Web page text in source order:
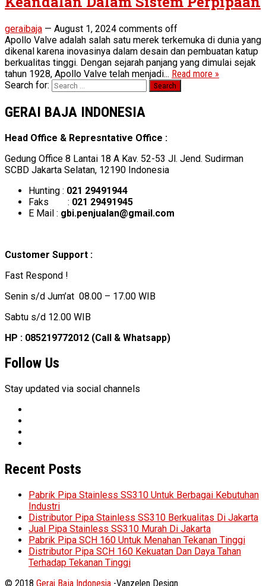
geraibaja — August 1, 2024 comments off
Apollo Valve adalah salah satu merek terkemuka di dunia yang
dikenal karena inovasinya dalam desain dan pembuatan katup
berkualitas tinggi. Dengan sejarah panjang yang dimulai sejak
tahun 1928, Apollo Valve telah menjadi... Read more »
Search for:
GERAI BAJA INDONESIA
Head Office & Represntative Office :
Gedung Office 8 Lantai 18 A Kav. 52-53 Jl. Jend. Sudirman
SCBD Jakarta Selatan, 12190 Indonesia
Hunting : 021 29491944
Faks : 021 29491945
E Mail : gbi.penjualan@gmail.com
Customer Support :
Fast Respond !
Senin s/d Jum’at 08.00 – 17.00 WIB
Sabtu s/d 12.00 WIB
HP : 085219772012 (Call & Whatsapp)
Follow Us
Stay updated via social channels
Recent Posts
Pabrik Pipa Stainless SS310 Untuk Berbagai Kebutuhan
Industri
Distributor Pipa Stainless SS310 Berkualitas Di Jakarta
Jual Pipa Stainless SS310 Murah Di Jakarta
Pabrik Pipa SCH 160 Untuk Menahan Tekanan Tinggi
Distributor Pipa SCH 160 Kekuatan Dan Daya Tahan
Terhadap Tekanan Tinggi
© 2018 Gerai Baja Indonesia -Vanzelen Design